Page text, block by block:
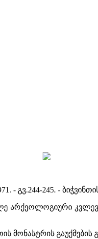
- გვ.244-245. -
არქეოლოგიური
მონასტრის გაუქმების